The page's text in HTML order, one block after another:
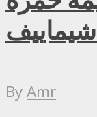
ByAmr